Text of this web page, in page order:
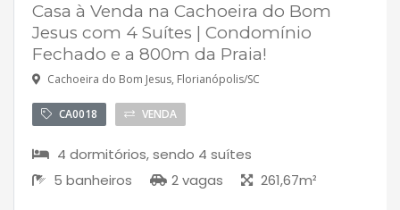
Pronto para morar
Casa à Venda na Cachoeira do Bom
Jesus com 4 Suítes | Condomínio
Fechado e a 800m da Praia!
Cachoeira do Bom Jesus, Florianópolis/SC
CA0018 VENDA
4 dormitórios, sendo 4 suítes
5 banheiros
2 vagas 261,67m²